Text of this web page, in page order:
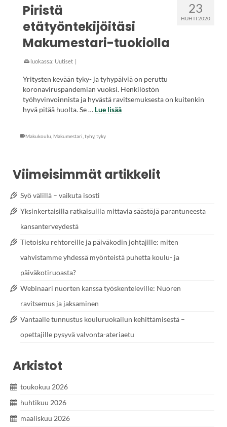
23
HUHTI 2020
Piristä
etätyöntekijöitäsi
Makumestari-tuokiolla
luokassa: Uutiset |
Yritysten kevään tyky- ja tyhypäiviä on peruttu
koronaviruspandemian vuoksi. Henkilöstön
työhyvinvoinnista ja hyvästä ravitsemuksesta on kuitenkin
hyvä pitää huolta. Se … Lue lisää
Makukoulu Makumestari tyhy, tyky
Viimeisimmät artikkelit
Syö välillä – vaikuta isosti
Yksinkertaisilla ratkaisuilla mittavia säästöjä parantuneesta
kansanterveydestä
Tietoisku rehtoreille ja päiväkodin johtajille: miten
vahvistamme yhdessä myönteistä puhetta koulu- ja
päiväkotiruoasta?
Webinaari nuorten kanssa työskenteleville: Nuoren
ravitsemus ja jaksaminen
Vantaalle tunnustus kouluruokailun kehittämisestä –
opettajille pysyvä valvonta-ateriaetu
Arkistot
toukokuu 2026
huhtikuu 2026
maaliskuu 2026